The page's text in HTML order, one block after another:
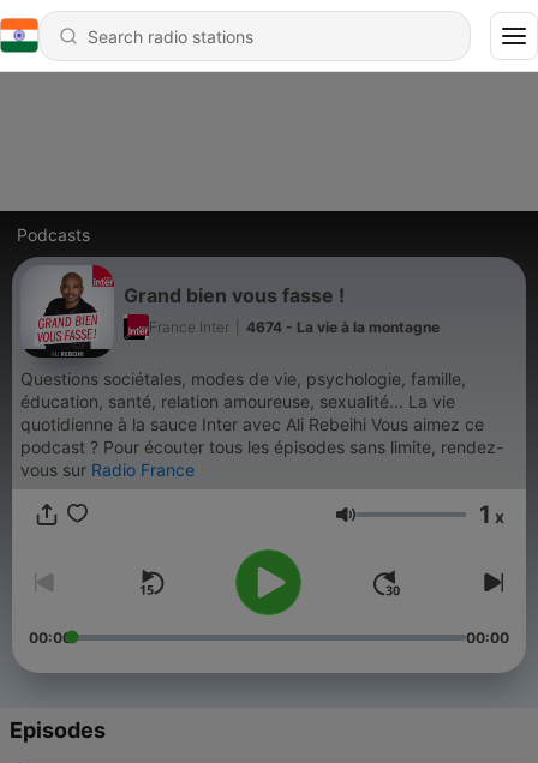
Podcasts
Grand bien vous fasse !
France Inter 4674 - La vie à la montagne
Questions sociétales, modes de vie, psychologie, famille,
éducation, santé, relation amoureuse, sexualité... La vie
quotidienne à la sauce Inter avec Ali Rebeihi Vous aimez ce
podcast ? Pour écouter tous les épisodes sans limite, rendez-
vous sur Radio France
Volume 1 x
00:00 00:00
Episodes